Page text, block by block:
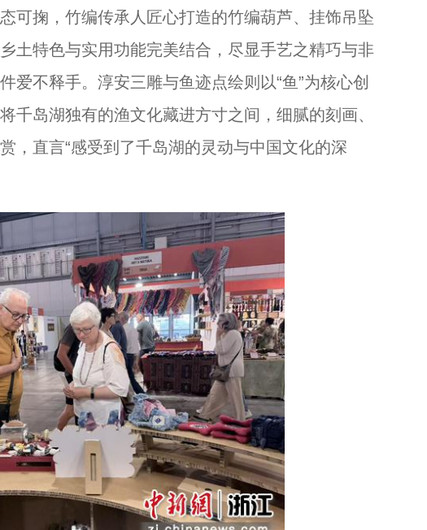
可掬，竹编传承人匠心打造的竹编葫芦、挂饰吊坠
土特色与实用功能完美结合，尽显手艺之精巧与非
爱不释手。淳安三雕与鱼迹点绘则以“鱼”为核心创
千岛湖独有的渔文化藏进方寸之间，细腻的刻画、
，直言“感受到了千岛湖的灵动与中国文化的深